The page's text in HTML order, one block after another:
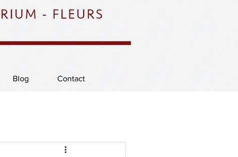
Blog Contact